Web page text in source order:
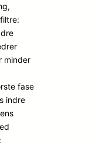
minder
fase
indre